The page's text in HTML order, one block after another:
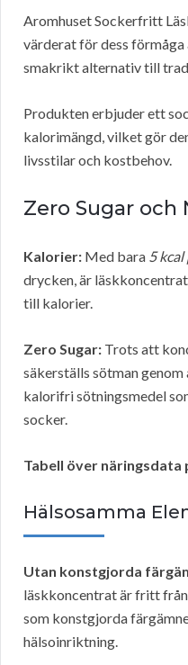
Aromhuset Sockerfritt
värderat för dess
smakrikt alternativ till
Produkten erbjuder ett
kalorimängd, vilket gör
livsstilar och kostbehov.
Zero Sugar och
Kalorier: Med bara 5
drycken, är
till kalorier.
Zero Sugar: Trots att
säkerställs sötman genom
kalorifri sötningsmedel
socker.
Tabell över näringsdata
Hälsosamma
Utan konstgjorda
läskkoncentrat är fritt
som konstgjorda
hälsoinriktning.